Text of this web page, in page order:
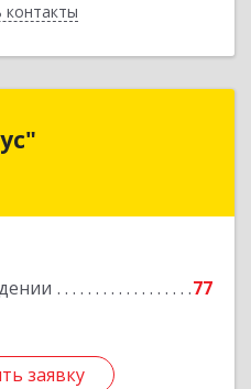
контакты
77
заявку
заявку